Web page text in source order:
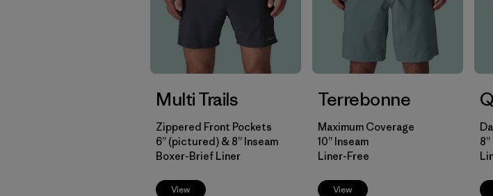
Formfitting (1)
Filtrar por
Materiales y tejidos
Filtrar por
Deporte
Filtrar por
Familia de productos
Multi Trails
Zippered Front Pockets
6” (pictured) & 8” Inseam
Boxer-Brief Liner
View
Terrebonne
Maximum Coverage
10” Inseam
Liner-Free
View